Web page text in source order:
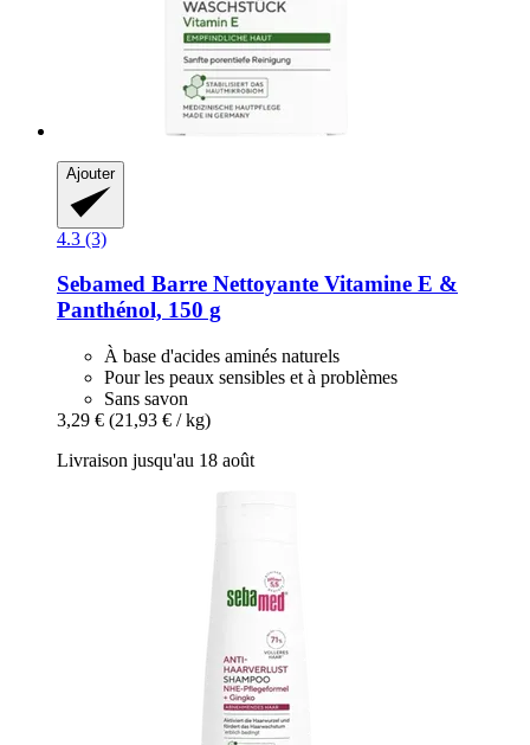
Ajouter
4.3 (3)
Sebamed Barre Nettoyante Vitamine E &
Panthénol, 150 g
À base d'acides aminés naturels
Pour les peaux sensibles et à problèmes
Sans savon
3,29 € (21,93 € / kg)
Livraison jusqu'au 18 août